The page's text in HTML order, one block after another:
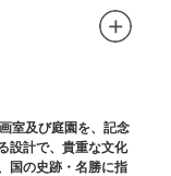
室及び庭園を、記念
設計で、貴重な文化
国の史跡・名勝に指